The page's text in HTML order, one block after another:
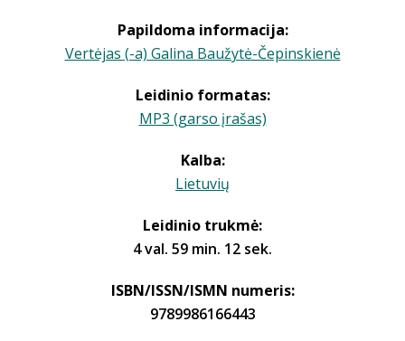
Papildoma informacija:
Vertėjas (-a) Galina Baužytė-Čepinskienė
Leidinio formatas:
MP3 (garso įrašas)
Kalba:
Lietuvių
Leidinio trukmė:
4 val. 59 min. 12 sek.
ISBN/ISSN/ISMN numeris:
9789986166443